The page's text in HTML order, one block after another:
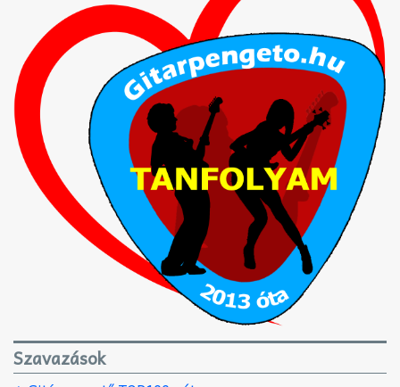
Szavazások